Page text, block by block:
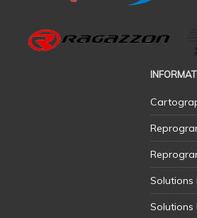
Solutions
Solutions